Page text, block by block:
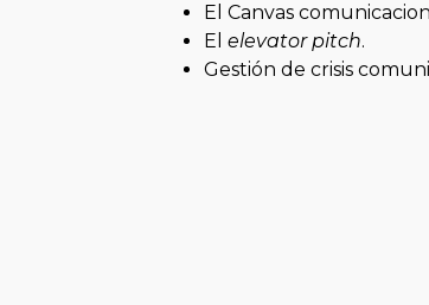
El Canvas
El elevator pitch.
Gestión de crisis